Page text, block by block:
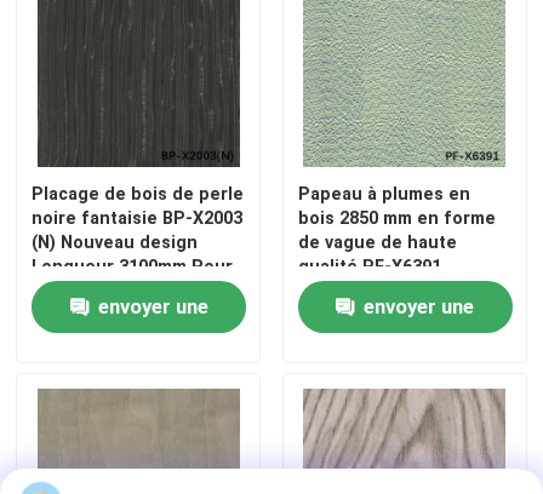
À la maison
À propos de nous
Placage de bois de perle
noire fantaisie BP-X2003
(N) Nouveau design
Longueur 3100mm Pour
peau de porte en bois
envoyer une
Papeau à plumes en
bois 2850 mm en forme
de vague de haute
qualité PF-X6391
envoyer une